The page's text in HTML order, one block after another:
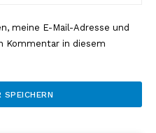
meine E-Mail-Adresse und
Kommentar in diesem